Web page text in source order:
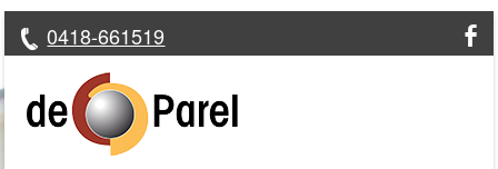
0418-661519